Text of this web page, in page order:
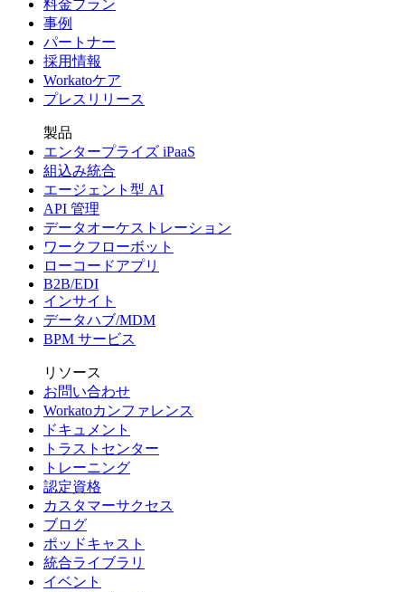
料金プラン
事例
パートナー
採用情報
Workatoケア
プレスリリース
製品
エンタープライズ iPaaS
組込み統合
エージェント型 AI
API 管理
データオーケストレーション
ワークフローボット
ローコードアプリ
B2B/EDI
インサイト
データハブ/MDM
BPM サービス
リソース
お問い合わせ
Workatoカンファレンス
ドキュメント
トラストセンター
トレーニング
認定資格
カスタマーサクセス
ブログ
ポッドキャスト
統合ライブラリ
イベント